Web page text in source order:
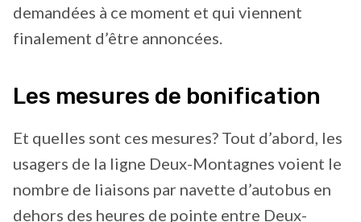
demandées à ce moment et qui viennent
finalement d’être annoncées.
Les mesures de bonification
Et quelles sont ces mesures? Tout d’abord, les
usagers de la ligne Deux-Montagnes voient le
nombre de liaisons par navette d’autobus en
dehors des heures de pointe entre Deux-